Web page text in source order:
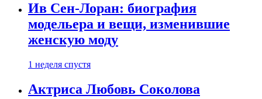
Ив Сен-Лоран: биография
модельера и вещи, изменившие
женскую моду
1 неделя спустя
Актриса Любовь Соколова